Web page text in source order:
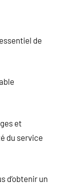
de
et
du service
d’obtenir un